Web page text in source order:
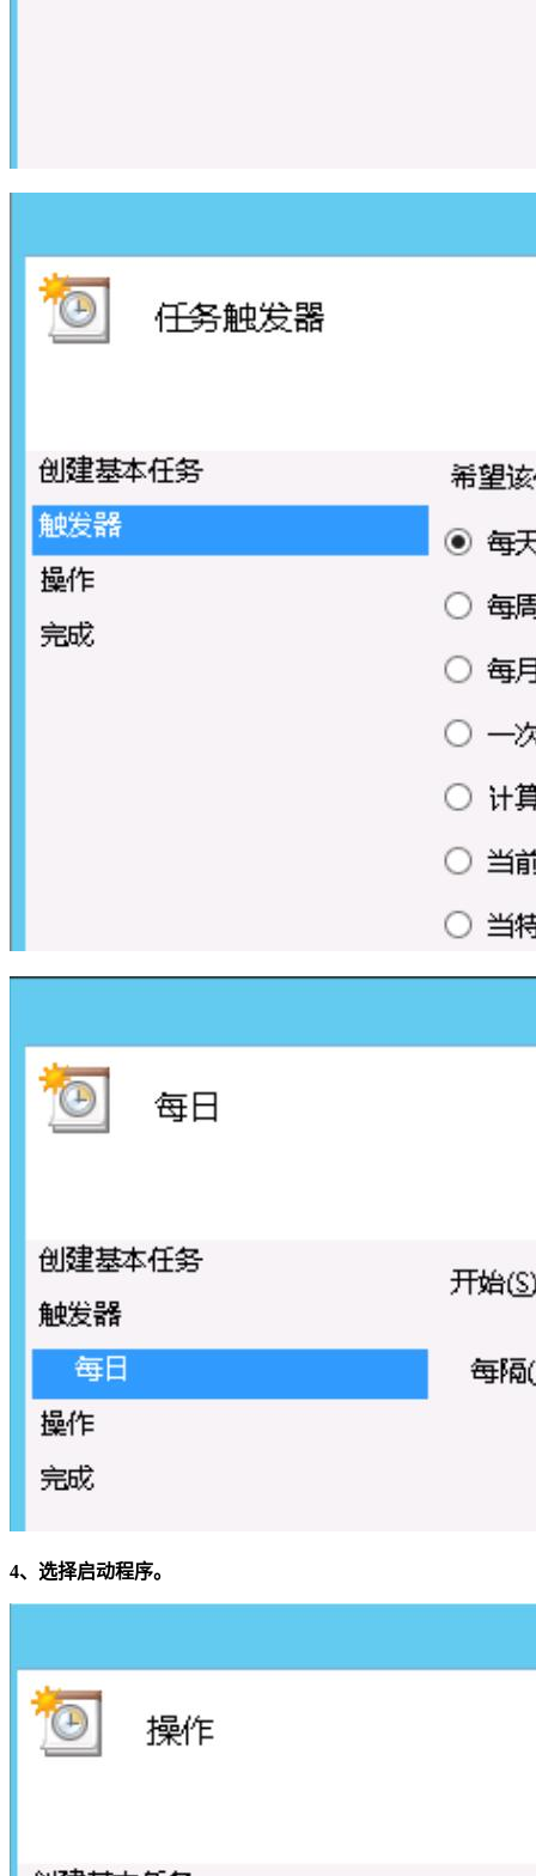
4、选择启动程序。